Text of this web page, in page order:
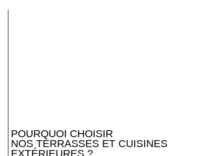
POURQUOI CHOISIR
NOS TERRASSES ET CUISINES
EXTÉRIEURES ?